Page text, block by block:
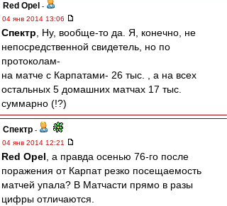
Red Opel -
04 янв 2014 13:06
Спектр , Ну, вообще-то да. Я, конечно, не
непосредственной свидетель, но по
протоколам-
на матче с Карпатами- 26 тыс. , а на всех
остальных 5 домашних матчах 17 тыс.
суммарно (!?)
Спектр -
04 янв 2014 12:21
Red Opel , а правда осенью 76-го после
поражения от Карпат резко посещаемость
матчей упала? В Матчасти прямо в разы
цифры отличаются.